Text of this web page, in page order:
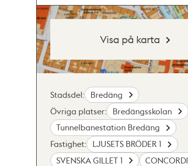
Visa på karta
Stadsdel:
Bredäng
Övriga platser:
Bredängsskolan
Tunnelbanestation Bredäng
Fastighet:
LJUSETS BRÖDER 1
SVENSKA GILLET 1